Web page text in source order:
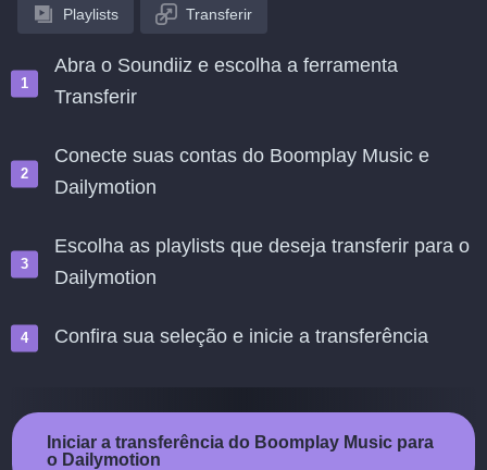
Playlists Transferir
Abra o Soundiiz e escolha a ferramenta
Transferir
Conecte suas contas do Boomplay Music e
Dailymotion
Escolha as playlists que deseja transferir para o
Dailymotion
Confira sua seleção e inicie a transferência
Iniciar a transferência do Boomplay Music para
o Dailymotion